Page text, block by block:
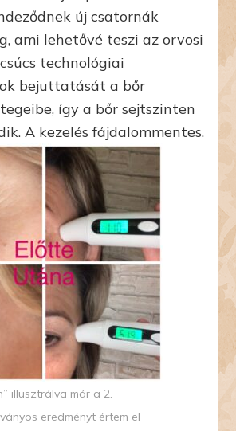
új csatornák
ami lehetővé teszi az orvosi
technológiai
bejuttatását a bőr
így a bőr sejtszinten
A kezelés fájdalommentes.
illusztrálva már a 2.
eredményt értem el